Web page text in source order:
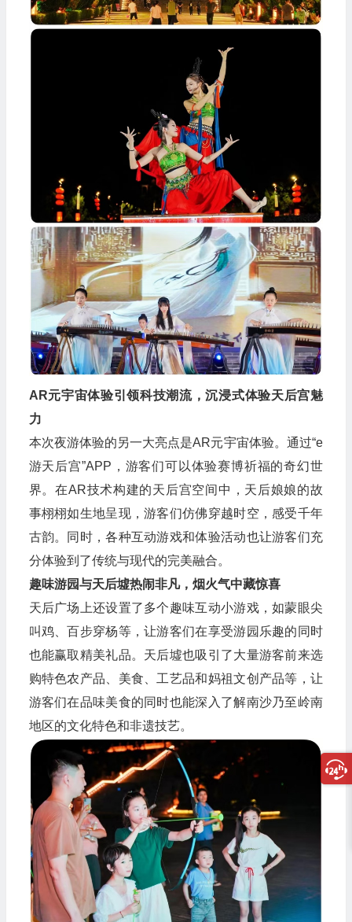
AR元宇宙体验引领科技潮流，沉浸式体验天后宫魅
力
本次夜游体验的另一大亮点是AR元宇宙体验。通过“e
游天后宫”APP，游客们可以体验赛博祈福的奇幻世
界。在AR技术构建的天后宫空间中，天后娘娘的故
事栩栩如生地呈现，游客们仿佛穿越时空，感受千年
古韵。同时，各种互动游戏和体验活动也让游客们充
分体验到了传统与现代的完美融合。
趣味游园与天后墟热闹非凡，烟火气中藏惊喜
天后广场上还设置了多个趣味互动小游戏，如蒙眼尖
叫鸡、百步穿杨等，让游客们在享受游园乐趣的同时
也能赢取精美礼品。天后墟也吸引了大量游客前来选
购特色农产品、美食、工艺品和妈祖文创产品等，让
游客们在品味美食的同时也能深入了解南沙乃至岭南
地区的文化特色和非遗技艺。